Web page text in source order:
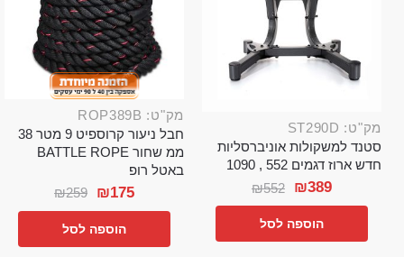
מק"ט: ST290D
סטנד למשקולות אוניברסליות
חדש ארוז דגמים 552 , 1090
₪552 ₪389
הוספה לסל
מק"ט: ROP389B
חבל ניעור קרוספיט 9 מטר 38
ממ שחור BATTLE ROPE
באטל רופ
₪259 ₪175
הוספה לסל